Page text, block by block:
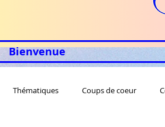
Thématiques Coups de coeur
Bienvenue